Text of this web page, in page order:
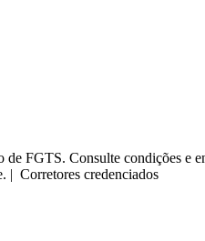
FGTS. Consulte condições e
| Corretores credenciados